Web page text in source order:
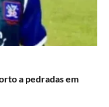
a pedradas em